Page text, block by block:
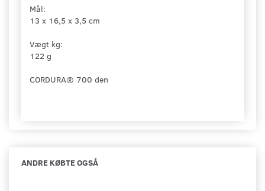
Mål:
13 x 16,5 x 3,5 cm
Vægt kg:
122 g
CORDURA® 700 den
ANDRE KØBTE OGSÅ